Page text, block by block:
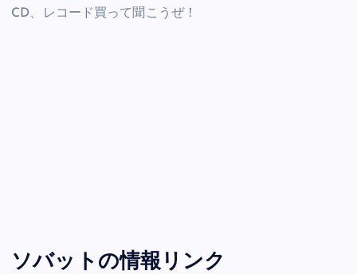
CD、レコード買って聞こうぜ！
ソバットの情報リンク